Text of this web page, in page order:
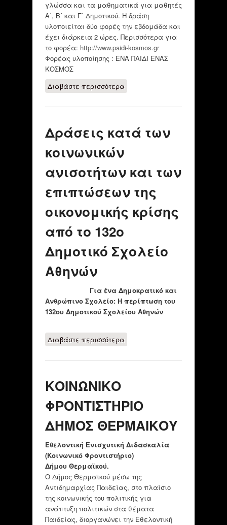
γλώσσα και τα μαθηματικά για μαθητές
Α΄, Β΄ και Γ΄ Δημοτικού. Η δράση
υλοποιείται δύο φορές την εβδομάδα και
έχει διάρκεια 2 ώρες. Περισσότερα για
το φορέα: http://www.paidi-kosmos.gr
Φορέας υλοποίησης : EΝΑ ΠΑΙΔΙ ΕΝΑΣ
ΚΟΣΜΟΣ
Διαβάστε περισσότεραγια Ενισχυτική
γλώσσα και τα
μαθητές Α΄, Β΄ και
Γ΄ Δημοτικού
Δράσεις κατά των
κοινωνικών
ανισοτήτων και των
επιπτώσεων της
οικονομικής κρίσης
από το 132ο
Δημοτικό Σχολείο
Αθηνών
Για ένα Δημοκρατικό και
Ανθρώπινο Σχολείο: Η περίπτωση του
132ου Δημοτικού Σχολείου Αθηνών
Διαβάστε περισσότεραγια Δράσεις κατά
ανισοτήτων και των
Δημοτικό Σχολείο
Αθηνών
ΚΟΙΝΩΝΙΚΟ
ΦΡΟΝΤΙΣΤΗΡΙΟ
ΔΗΜΟΣ ΘΕΡΜΑΙΚΟΥ
Εθελοντική Ενισχυτική Διδασκαλία
(Κοινωνικό Φροντιστήριο)
Δήμου Θερμαϊκού.
Ο Δήμος Θερμαϊκού μέσω της
Αντιδημαρχίας Παιδείας, στο πλαίσιο
της κοινωνικής του πολιτικής για
ανάπτυξη πολιτικών στα θέματα
Παιδείας, διοργανώνει την Εθελοντική